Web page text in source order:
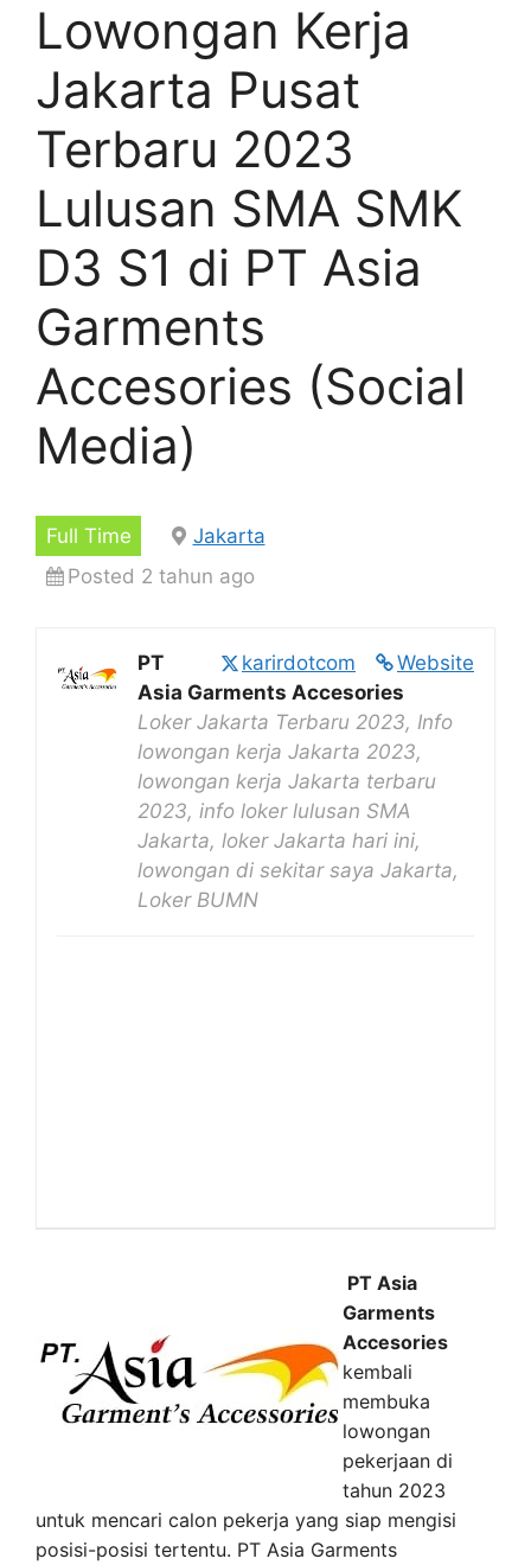
Lowongan Kerja
Jakarta Pusat
Terbaru 2023
Lulusan SMA SMK
D3 S1 di PT Asia
Garments
Accesories (Social
Media)
Full Time
Jakarta
Posted 2 tahun ago
Website
karirdotcom
PT
Asia Garments Accesories
Loker Jakarta Terbaru 2023, Info
lowongan kerja Jakarta 2023,
lowongan kerja Jakarta terbaru
2023, info loker lulusan SMA
Jakarta, loker Jakarta hari ini,
lowongan di sekitar saya Jakarta,
Loker BUMN
PT Asia
Garments
Accesories
kembali
membuka
lowongan
pekerjaan di
tahun 2023
untuk mencari calon pekerja yang siap mengisi
posisi-posisi tertentu. PT Asia Garments